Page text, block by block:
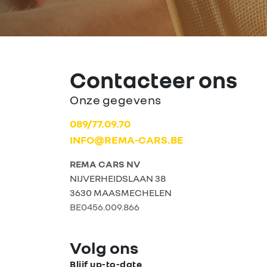
Contacteer ons
Onze gegevens
089/77.09.70
INFO@REMA-CARS.BE
REMA CARS NV
NIJVERHEIDSLAAN 38
3630 MAASMECHELEN
BE0456.009.866
Volg ons
Blijf up-to-date